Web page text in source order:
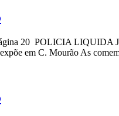
20 POLICIA LIQUIDA
em C. Mourão As